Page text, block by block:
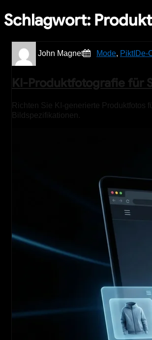
Schlagwort:
John Magnet Mode, PiktIDe-
KI-Produktfotografie für
Richten Sie KI-generierte Produktfotos
Bildspezifikationen.